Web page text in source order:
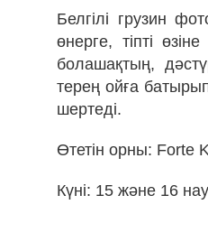
Белгілі грузин
өнерге, тіпті
болашақтың,
терең ойға
шертеді.
Өтетін орны: Forte
Күні: 15 және 16